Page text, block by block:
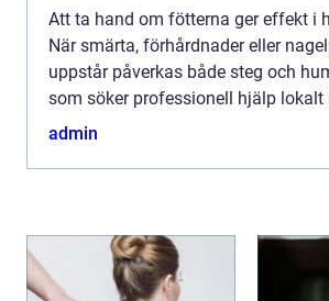
Att ta hand om fötterna ger effekt i
När smärta, förhårdnader eller
uppstår påverkas både steg och
som söker professionell hjälp lokalt
admin